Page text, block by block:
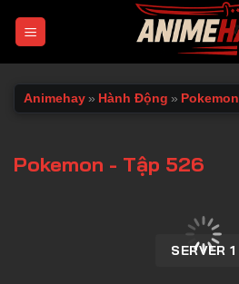
Animehay » Hành Động » Pokemon
Pokemon - Tập 526
SERVER 1